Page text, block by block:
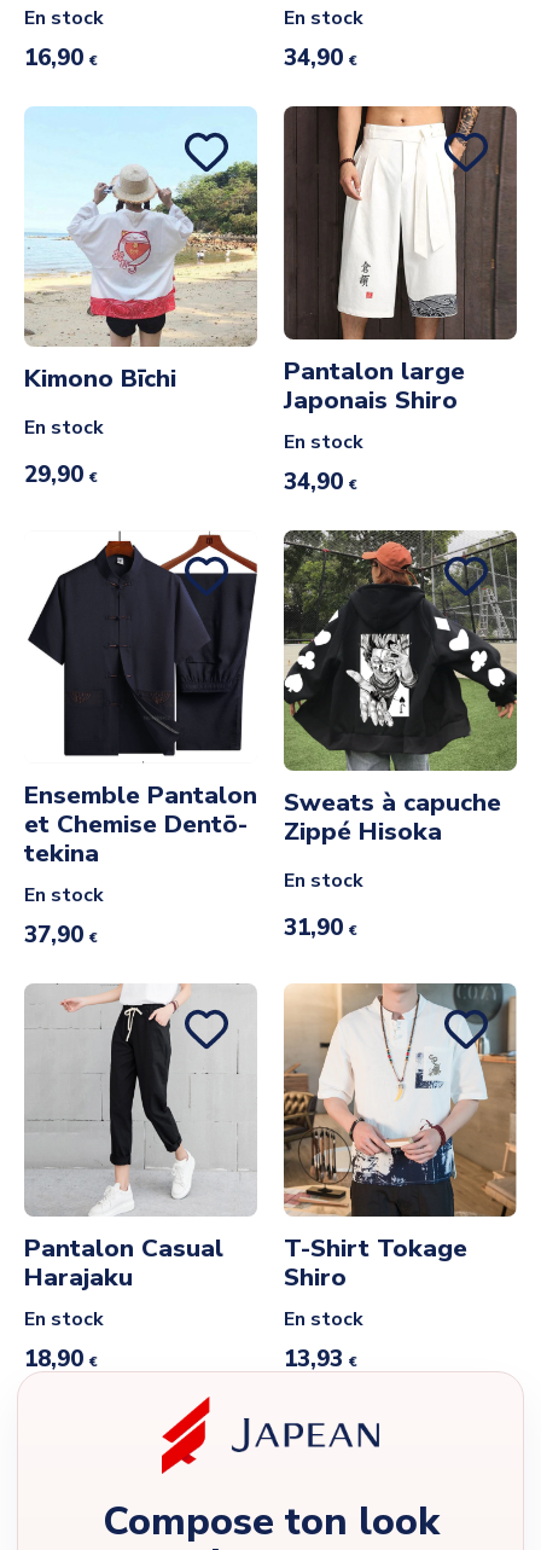
En stock
16,90 €
En stock
34,90 €
Kimono Bīchi
En stock
29,90 €
Pantalon large
Japonais Shiro
En stock
34,90 €
Ensemble Pantalon
et Chemise Dentō-
tekina
En stock
37,90 €
Sweats à capuche
Zippé Hisoka
En stock
31,90 €
Pantalon Casual
Harajaku
En stock
18,90 €
T-Shirt Tokage
Shiro
En stock
13,93 €
Compose ton look